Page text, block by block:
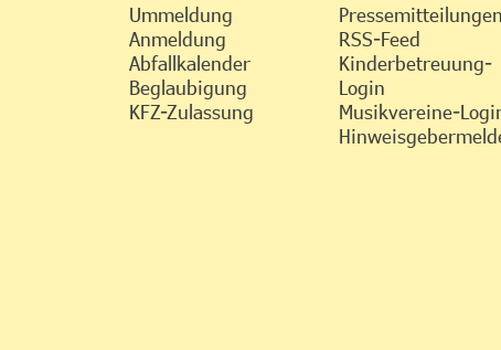
Ummeldung
Anmeldung
Abfallkalender
Beglaubigung
KFZ-Zulassung
Pressemitteilungen
RSS-Feed
Kinderbetreuung-
Login
Musikvereine-